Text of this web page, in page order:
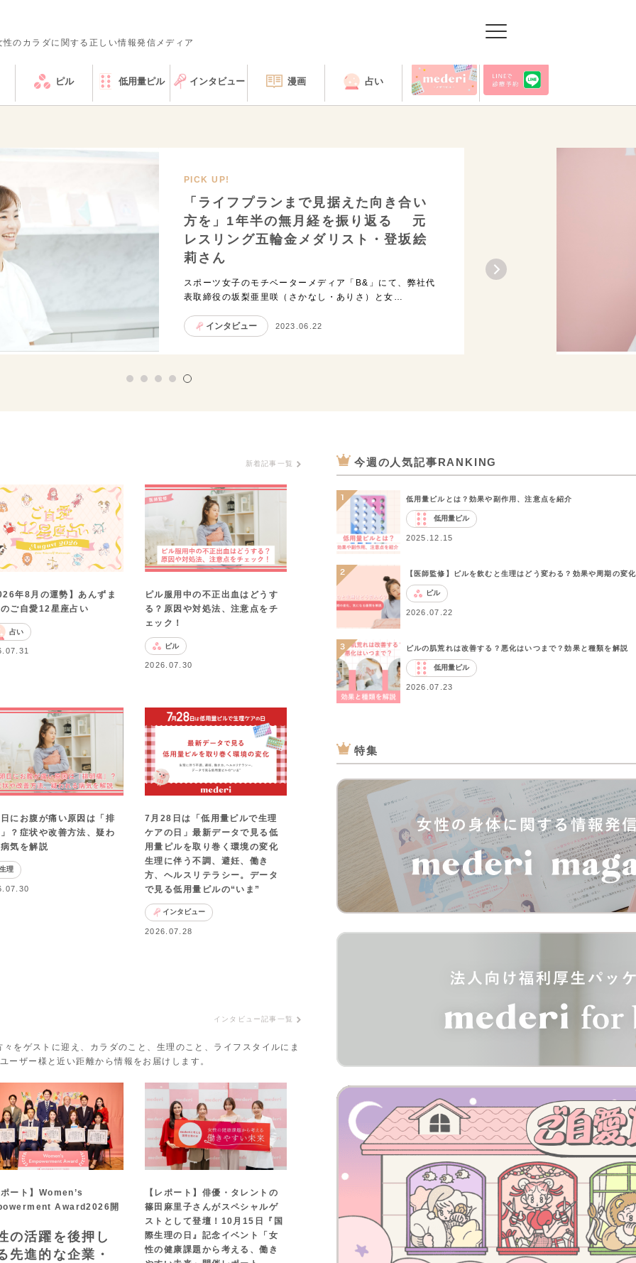
のカラダに関する正しい情報発信メディア
ピル 低用量ピル インタビュー 漫画 占い 出張授業
PICK UP!
「ライフプランまで見据えた向き合い
方を」1年半の無月経を振り返る 元
レスリング五輪金メダリスト・登坂絵
莉さん
スポーツ女子のモチベーターメディア「B&」にて、弊社代
表取締役の坂梨亜里咲（さかなし・ありさ）と女…
インタビュー 2023.06.22
新着記事一覧
年8月の運勢】あんずま
ご自愛12星座占い
占い
ピル服用中の不正出血はどうす
る？原因や対処法、注意点をチ
ェック！
ピル
2026.07.30
にお腹が痛い原因は「排
？症状や改善方法、疑わ
気を解説
生理
7月28日は「低用量ピルで生理
ケアの日」最新データで見る低
用量ピルを取り巻く環境の変化
生理に伴う不調、避妊、働き
方、ヘルスリテラシー。データ
で見る低用量ピルの“いま”
インタビュー
2026.07.28
インタビュー記事一覧
をゲストに迎え、カラダのこと、生理のこと、ライフスタイルにま
ーザー様と近い距離から情報をお届けします。
ート】Women’s
Award2026開
の活躍を後押し
先進的な企業・
【レポート】俳優・タレントの
篠田麻里子さんがスペシャルゲ
ストとして登壇！10月15日『国
際生理の日』記念イベント「女
性の健康課題から考える、働き
今週の人気記事RANKING
低用量ピルとは？効果や副作用、注意点を紹介
低用量ピル
2025.12.15
【医師監修】ピルを飲むと生理はどう変わる？効果や周期の変
ピル
2026.07.22
ピルの肌荒れは改善する？悪化はいつまで？効果と種類を解説
低用量ピル
2026.07.23
特集